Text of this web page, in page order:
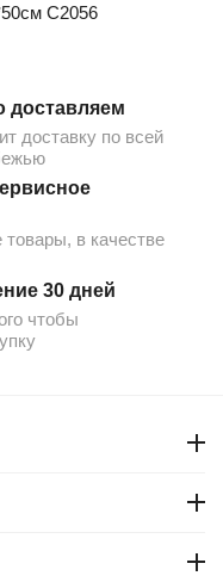
С2056
доставляем
доставку по всей
в качестве
30 дней
чтобы